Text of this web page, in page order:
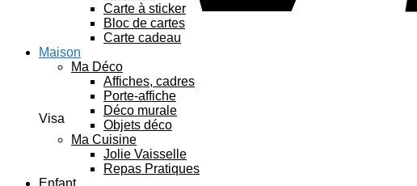
Visa
Carte à sticker
Bloc de cartes
Carte cadeau
Maison
Ma Déco
Affiches, cadres
Porte-affiche
Déco murale
Objets déco
Ma Cuisine
Jolie Vaisselle
Repas Pratiques
Enfant